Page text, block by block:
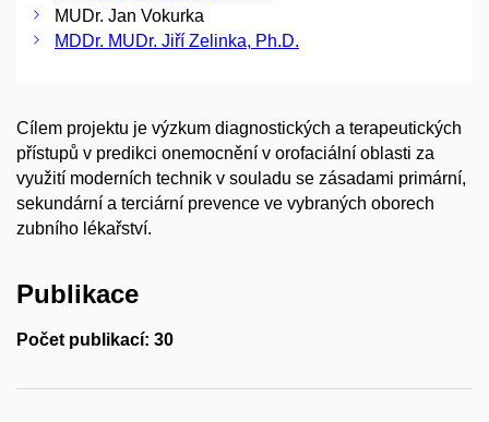
MUDr. Jan Vokurka
MDDr. MUDr. Jiří Zelinka, Ph.D.
Cílem projektu je výzkum diagnostických a terapeutických
přístupů v predikci onemocnění v orofaciální oblasti za
využití moderních technik v souladu se zásadami primární,
sekundární a terciární prevence ve vybraných oborech
zubního lékařství.
Publikace
Počet publikací: 30